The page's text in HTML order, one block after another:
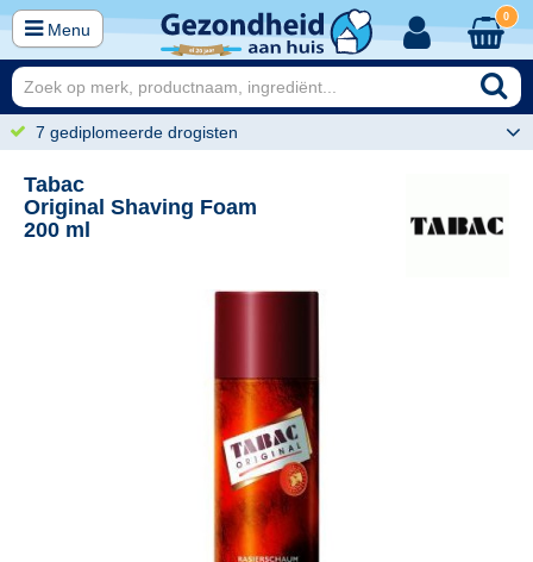
Menu
0
7 gediplomeerde drogisten
Tabac
Original Shaving Foam
200 ml